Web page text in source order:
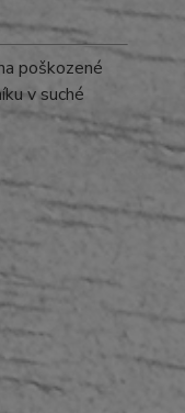
poškozené
v suché